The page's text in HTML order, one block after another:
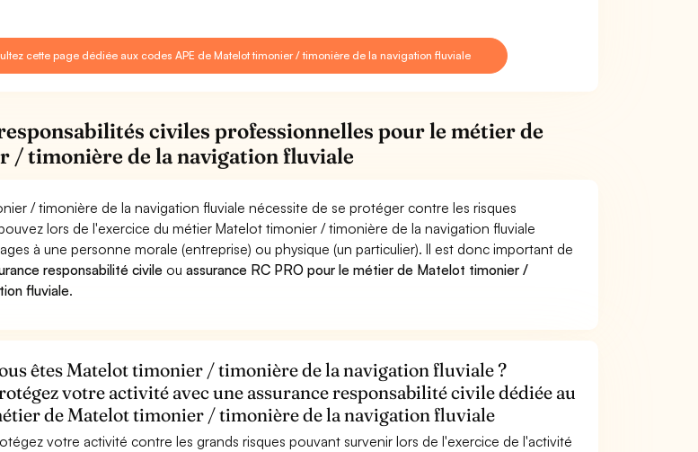
cette page dédiée aux codes APE de Matelot timonier / timonière de la navigation fluviale
civiles professionnelles pour le métier de
/ timonière de la navigation fluviale
/ timonière de la navigation fluviale nécessite de se protéger contre les risques
lors de l'exercice du métier Matelot timonier / timonière de la navigation fluviale
à une personne morale (entreprise) ou physique (un particulier). Il est donc important de
responsabilité civile ouassurance RC PRO pour le métier de Matelot timonier /
fluviale.
êtes Matelot timonier / timonière de la navigation fluviale ?
votre activité avec une assurance responsabilité civile dédiée au
de Matelot timonier / timonière de la navigation fluviale
votre activité contre les grands risques pouvant survenir lors de l'exercice de l'activité